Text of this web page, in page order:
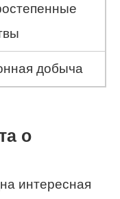
добыча
о
интересная